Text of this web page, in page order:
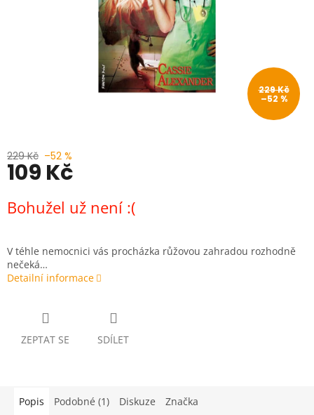
229 Kč
–52 %
229 Kč –52 %
109 Kč
cena:
Bohužel už není :(
V téhle nemocnici vás procházka růžovou zahradou rozhodně
nečeká…
Detailní informace
ZEPTAT SE SDÍLET
Popis Podobné (1) Diskuze Značka